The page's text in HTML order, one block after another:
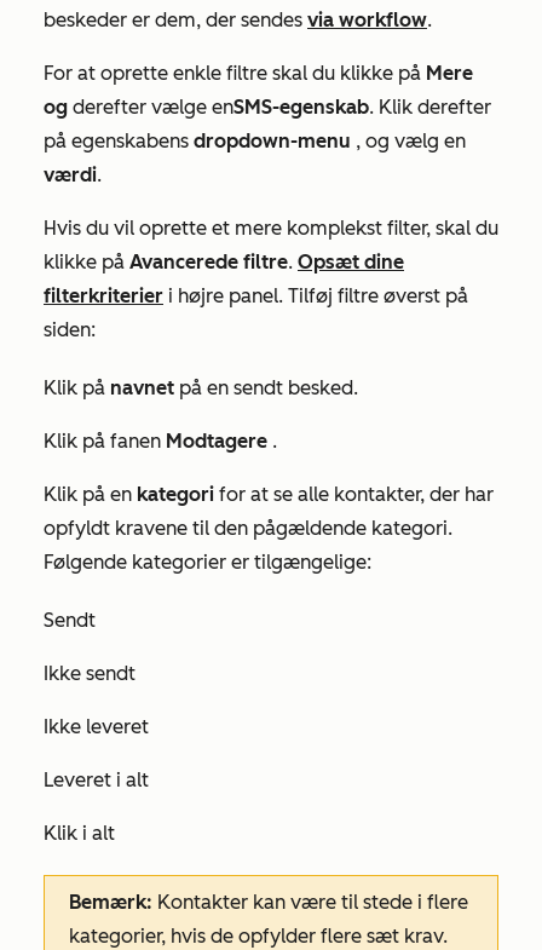
beskeder er dem, der sendes via workflow.
For at oprette enkle filtre skal du klikke på Mere
og derefter vælge enSMS-egenskab. Klik derefter
på egenskabens dropdown-menu , og vælg en
værdi.
Hvis du vil oprette et mere komplekst filter, skal du
klikke på Avancerede filtre. Opsæt dine
filterkriterier i højre panel. Tilføj filtre øverst på
siden:
Klik på navnet på en sendt besked.
Klik på fanen Modtagere .
Klik på en kategori for at se alle kontakter, der har
opfyldt kravene til den pågældende kategori.
Følgende kategorier er tilgængelige:
Sendt
Ikke sendt
Ikke leveret
Leveret i alt
Klik i alt
Bemærk: Kontakter kan være til stede i flere
kategorier, hvis de opfylder flere sæt krav.